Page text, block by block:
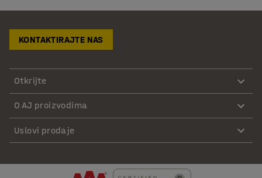
KONTAKTIRAJTE NAS
Otkrijte
O AJ proizvodima
Uslovi prodaje